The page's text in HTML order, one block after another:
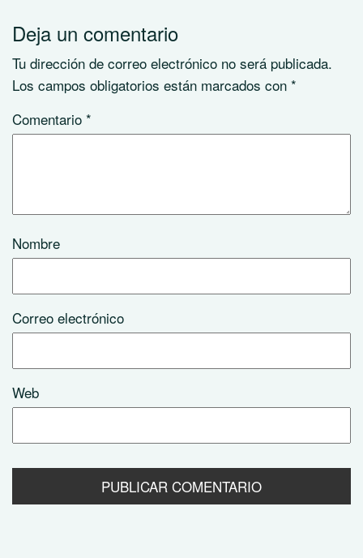
Deja un comentario
Tu dirección de correo electrónico no será publicada.
Los campos obligatorios están marcados con *
Comentario *
Nombre
Correo electrónico
Web